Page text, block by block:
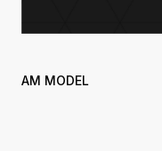
AM MODEL